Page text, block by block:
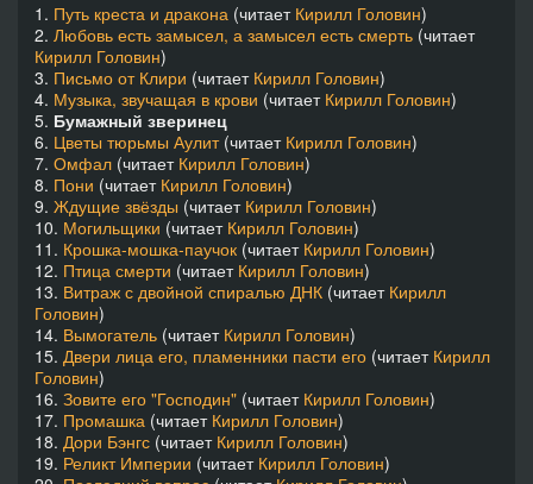
1. Путь креста и дракона (читает Кирилл Головин)
2. Любовь есть замысел, а замысел есть смерть (читает
Кирилл Головин)
3. Письмо от Клири (читает Кирилл Головин)
4. Музыка, звучащая в крови (читает Кирилл Головин)
5. Бумажный зверинец
6. Цветы тюрьмы Аулит(читает Кирилл Головин)
7. Омфал (читает Кирилл Головин)
8. Пони (читает Кирилл Головин)
9. Ждущие звёзды (читает Кирилл Головин)
10. Могильщики (читает Кирилл Головин)
11. Крошка-мошка-паучок (читает Кирилл Головин)
12. Птица смерти (читает Кирилл Головин)
13. Витраж с двойной спиралью ДНК (читает Кирилл
Головин)
14. Вымогатель (читает Кирилл Головин)
15. Двери лица его, пламенники пасти его (читает Кирилл
Головин)
16. Зовите его "Господин" (читает Кирилл Головин)
17. Промашка (читает Кирилл Головин)
18. Дори Бэнгс (читает Кирилл Головин)
19. Реликт Империи (читает Кирилл Головин)